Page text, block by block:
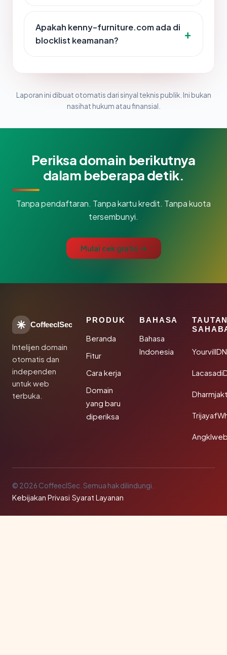
Apakah kenny-furniture.com ada di
blocklist keamanan?
Laporan ini dibuat otomatis dari sinyal teknis publik. Ini bukan
nasihat hukum atau finansial.
Periksa domain berikutnya
dalam beberapa detik.
Tanpa pendaftaran. Tanpa kartu kredit. Tanpa kuota
tersembunyi.
Mulai cek gratis →
CoffeeclSec
Intelijen domain
otomatis dan
independen
untuk web
terbuka.
PRODUK
Beranda
Fitur
Cara kerja
Domain
yang baru
diperiksa
BAHASA
Bahasa
Indonesia
© 2026 CoffeeclSec. Semua hak dilindungi.
Kebijakan Privasi·Syarat Layanan